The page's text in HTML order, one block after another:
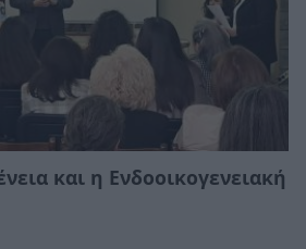
και η Ενδοοικογενειακή